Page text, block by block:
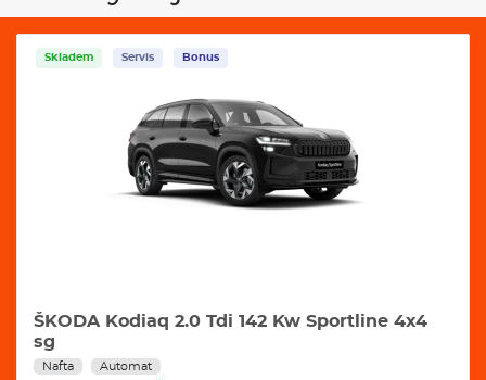
4x4
Skladem
ŠKODA Kodiaq RS 2.0 Tsi 195 Kw 4x4